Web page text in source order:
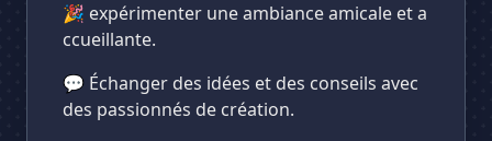
🎉 expérimenter une ambiance amicale et a
ccueillante.
💬 Échanger des idées et des conseils avec
des passionnés de création.